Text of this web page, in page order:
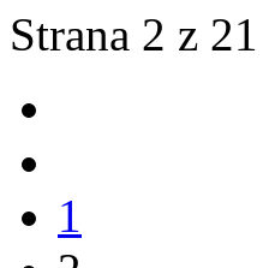
Strana 2 z 21
1